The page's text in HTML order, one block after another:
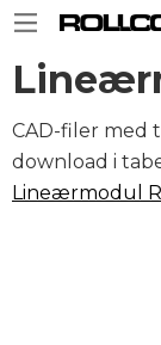
CAD-filer med
download i
Lineærmodul